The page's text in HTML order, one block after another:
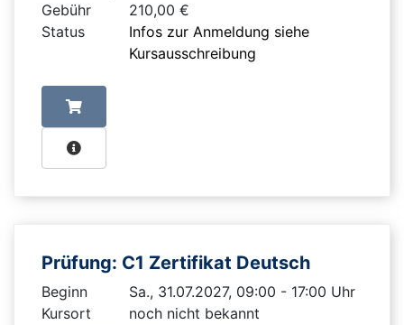
Gebühr
210,00 €
Status
Infos zur Anmeldung siehe
Kursausschreibung
Prüfung: C1 Zertifikat Deutsch
Beginn
Sa., 31.07.2027, 09:00 - 17:00 Uhr
Kursort
noch nicht bekannt